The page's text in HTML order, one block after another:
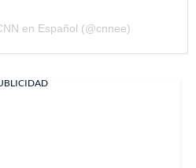
en Español (@cnnee)